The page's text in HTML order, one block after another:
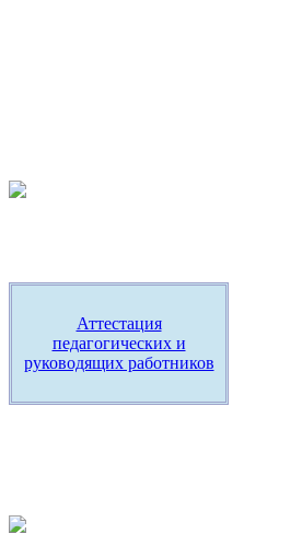
Аттестация
педагогических и
руководящих работников